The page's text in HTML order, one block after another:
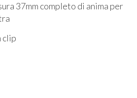
37mm completo di anima per
clip